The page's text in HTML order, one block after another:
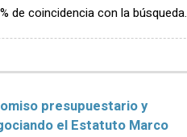
de coincidencia con la búsqueda.
presupuestario y
el Estatuto Marco